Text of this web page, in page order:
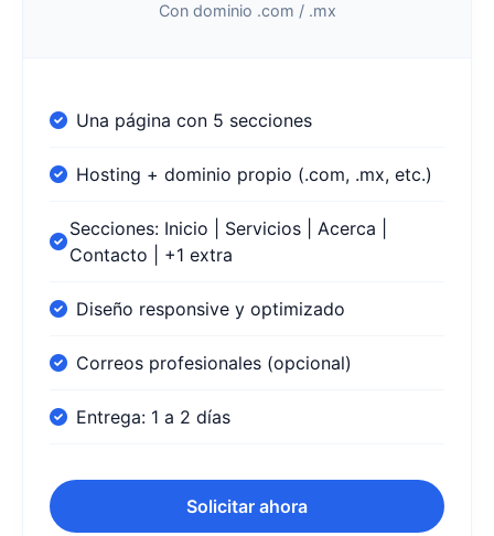
Con dominio .com / .mx
Una página con 5 secciones
Hosting + dominio propio (.com, .mx, etc.)
Secciones: Inicio | Servicios | Acerca |
Contacto | +1 extra
Diseño responsive y optimizado
Correos profesionales (opcional)
Entrega: 1 a 2 días
Solicitar ahora